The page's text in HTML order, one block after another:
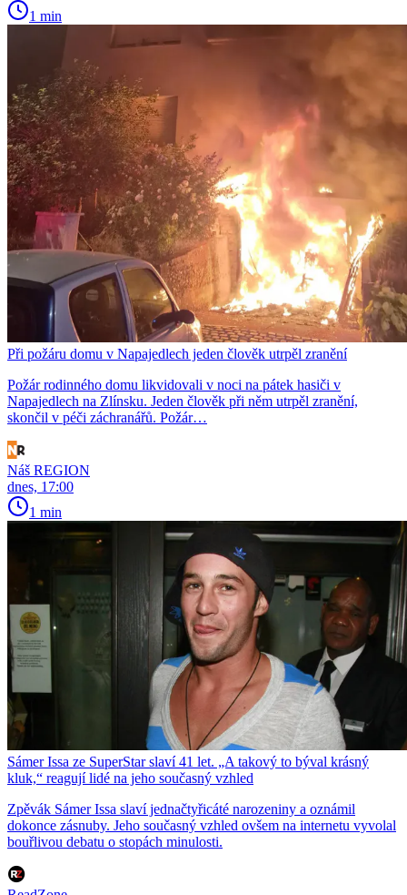
1 min
Při požáru domu v Napajedlech jeden člověk utrpěl zranění
Požár rodinného domu likvidovali v noci na pátek hasiči v
Napajedlech na Zlínsku. Jeden člověk při něm utrpěl zranění,
skončil v péči záchranářů. Požár…
Náš REGION
dnes, 17:00
1 min
Sámer Issa ze SuperStar slaví 41 let. „A takový to býval krásný
kluk,“ reagují lidé na jeho současný vzhled
Zpěvák Sámer Issa slaví jednačtyřicáté narozeniny a oznámil
dokonce zásnuby. Jeho současný vzhled ovšem na internetu vyvolal
bouřlivou debatu o stopách minulosti.